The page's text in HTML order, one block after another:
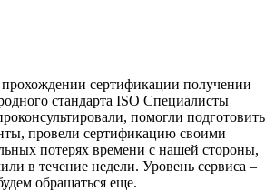
сертификации получении
стандарта ISO Специалисты
помогли подготовить
провели сертификацию своими
потерях времени с нашей стороны,
в течение недели. Уровень сервиса –
обращаться еще.